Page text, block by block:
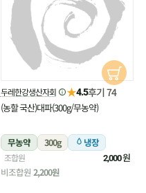
두레한강생산자회 ★4.5후기 74
(농할 국산)대파(300g/무농약)
무농약 300g 냉장
조합원 2,000원
비조합원 2,200원